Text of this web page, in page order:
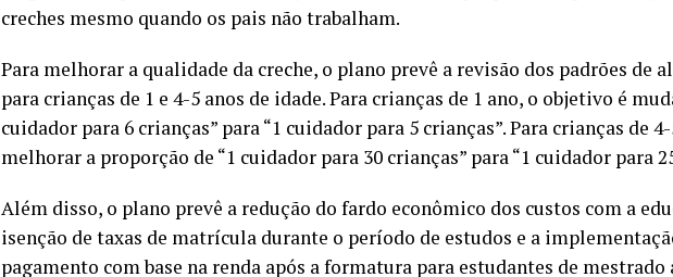
creches mesmo quando os pais não trabalham.
Para melhorar a qualidade da creche, o plano prevê a revisão dos padrões de
para crianças de 1 e 4-5 anos de idade. Para crianças de 1 ano, o objetivo é
cuidador para 6 crianças” para “1 cuidador para 5 crianças”. Para crianças de
melhorar a proporção de “1 cuidador para 30 crianças” para “1 cuidador para
Além disso, o plano prevê a redução do fardo econômico dos custos com a
isenção de taxas de matrícula durante o período de estudos e a
pagamento com base na renda após a formatura para estudantes de